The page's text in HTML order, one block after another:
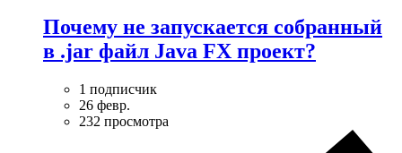
Почему не запускается собранный
в .jar файл Java FX проект?
1 подписчик
26 февр.
232 просмотра